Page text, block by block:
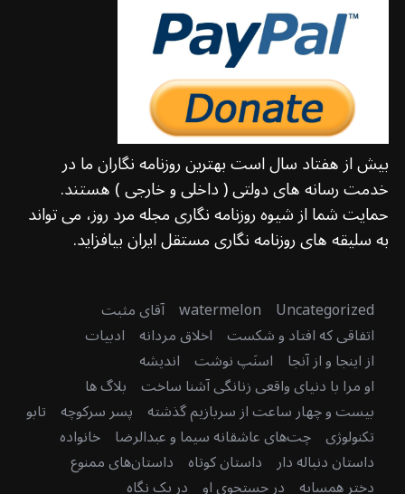
بیش از هفتاد سال است بهترین روزنامه نگاران ما در
خدمت رسانه های دولتی ( داخلی و خارجی ) هستند.
حمایت شما از شیوه روزنامه نگاری مجله مرد روز، می تواند
به سلیقه های روزنامه نگاری مستقل ایران بیافزاید.
Uncategorized
watermelon آقای مثبت
اتفاقی که افتاد و شکست اخلاق مردانه ادبیات
از اینجا و از آنجا اسنَپ نوشت اندیشه
او مرا با دنیای واقعی زنانگی آشنا ساخت بلاگ ها
بیست و چهار ساعت از سربازیم گذشته پسر سرکوچه تابو
تکنولوژی چت‌های عاشقانه سیما و عبدالرضا خانواده
داستان دنباله دار داستان کوتاه داستان‌های ممنوع
دختر همسایه در جستجوی او در یک نگاه